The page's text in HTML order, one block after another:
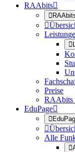
RAAbits



Preise
RAAbits
EduPage


Alle
